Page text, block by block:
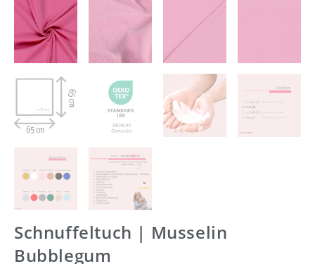
Schnuffeltuch | Musselin
Bubblegum